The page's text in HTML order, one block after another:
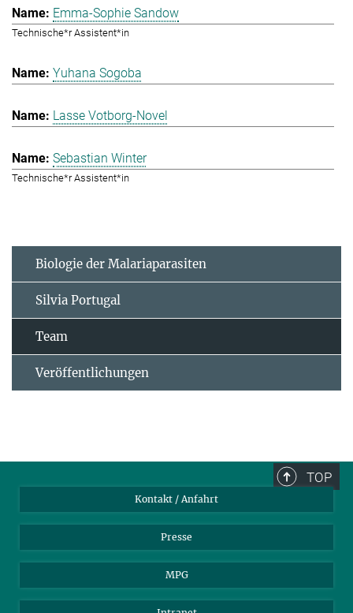
Emma-Sophie Sandow
Technische*r Assistent*in
Yuhana Sogoba
Lasse Votborg-Novel
Sebastian Winter
Technische*r Assistent*in
Biologie der Malariaparasiten
Silvia Portugal
Team
Veröffentlichungen
TOP
Kontakt / Anfahrt
Presse
MPG